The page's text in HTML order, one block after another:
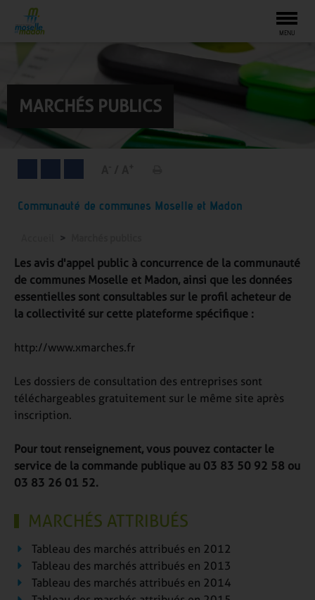
MARCHÉS PUBLICS
MENU
Communauté de communes Moselle et Madon
Les avis d'appel public à concurrence de la communauté
de communes Moselle et Madon, ainsi que les données
essentielles sont consultables sur le profil acheteur de
la collectivité sur cette plateforme spécifique :
http://www.xmarches.fr
Les dossiers de consultation des entreprises sont
téléchargeables gratuitement sur le même site après
inscription.
Pour tout renseignement, vous pouvez contacter le
service de la commande publique au 03 83 50 92 58 ou
03 83 26 01 52.
MARCHÉS ATTRIBUÉS
Tableau des marchés attribués en 2012
Tableau des marchés attribués en 2013
Tableau des marchés attribués en 2014